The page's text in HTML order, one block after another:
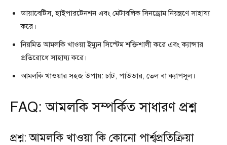
ডায়াবেটিস, হাইপারটেনশন এবং মেটাবলিক সিনড্রোম নিয়ন্ত্রণে সাহায্য
করে।
নিয়মিত আমলকি খাওয়া ইম্যুন সিস্টেম শক্তিশালী করে এবং ক্যান্সার
প্রতিরোধে সাহায্য করে।
আমলকি খাওয়ার সহজ উপায়: চাট, পাউডার, তেল বা ক্যাপসুল।
FAQ: আমলকি সম্পর্কিত সাধারণ প্রশ্ন
প্রশ্ন: আমলকি খাওয়া কি কোনো পার্শ্বপ্রতিক্রিয়া